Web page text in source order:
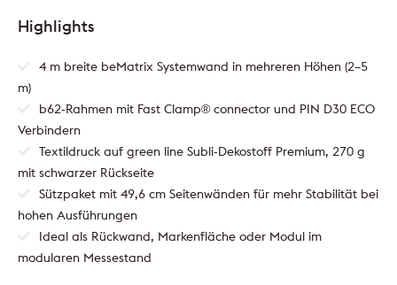
Highlights
4 m breite beMatrix Systemwand in mehreren Höhen (2–5
m)
b62-Rahmen mit Fast Clamp® connector und PIN D30 ECO
Verbindern
Textildruck auf green line Subli-Dekostoff Premium, 270 g
mit schwarzer Rückseite
Sützpaket mit 49,6 cm Seitenwänden für mehr Stabilität bei
hohen Ausführungen
Ideal als Rückwand, Markenfläche oder Modul im
modularen Messestand